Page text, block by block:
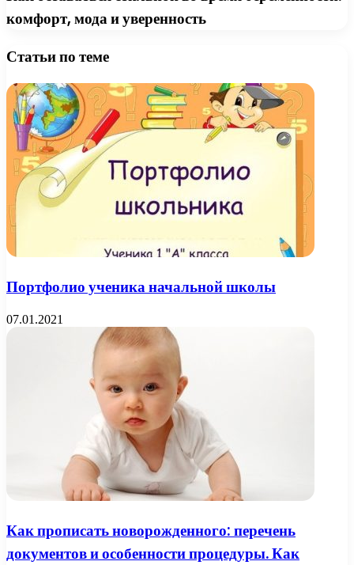
комфорт, мода и уверенность
Статьи по теме
Портфолио ученика начальной школы
07.01.2021
Как прописать новорожденного: перечень
документов и особенности процедуры. Как